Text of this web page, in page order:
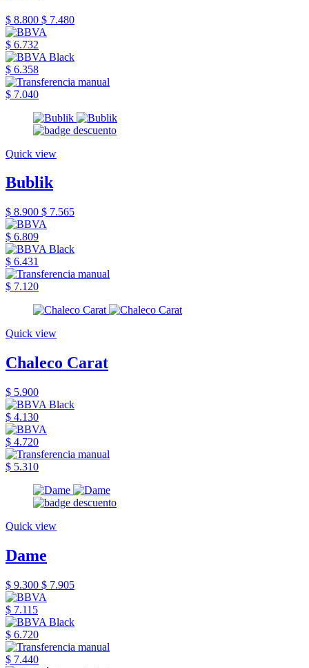
$ 8.800 $ 7.480
$ 6.732
$ 6.358
$ 7.040
Quick view
Bublik
$ 8.900 $ 7.565
$ 6.809
$ 6.431
$ 7.120
Quick view
Chaleco Carat
$ 5.900
$ 4.130
$ 4.720
$ 5.310
Quick view
Dame
$ 9.300 $ 7.905
$ 7.115
$ 6.720
$ 7.440